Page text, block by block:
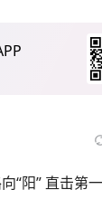
向“阳” 直击第